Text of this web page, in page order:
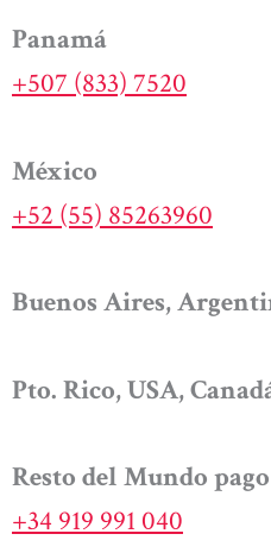
Panamá
+507 (833) 7520
México
+52 (55) 85263960
Buenos Aires,
Pto. Rico, USA,
Resto del Mundo
+34 919 991 040